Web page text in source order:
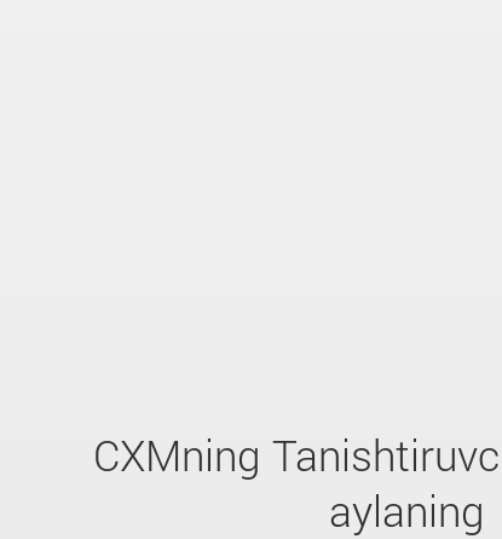
CXMning
aylaning